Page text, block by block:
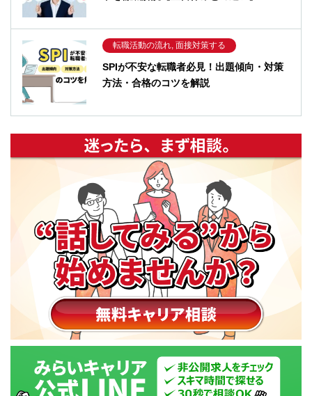
転職活動の流れ, 面接対策する
SPIが不安な転職者必見！出題傾向・対策
方法・合格のコツを解説